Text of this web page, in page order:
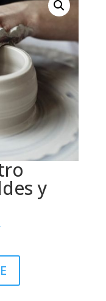
y
El
precio
actual
es:
680,00€.